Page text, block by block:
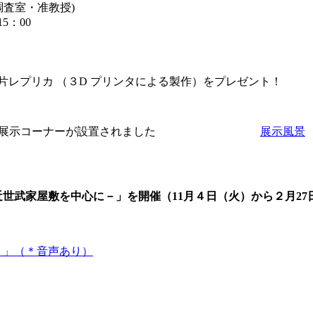
室・准教授)
：00
プリカ （３D プリンタによる製作）をプレゼント！
に常設展示コーナーが設置されました 展示風景
武家屋敷を中心に－」を開催（11月４日（火）から２月27
（＊音声あり）